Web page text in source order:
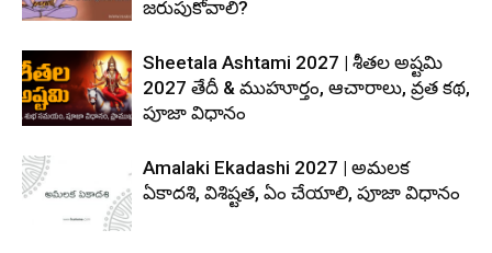
జరుపుకోవాలి?
Sheetala Ashtami 2027 | శీతల అష్టమి
2027 తేదీ & ముహూర్తం, ఆచారాలు, వ్రత కథ,
పూజా విధానం
Amalaki Ekadashi 2027 | అమలక
ఏకాదశి, విశిష్టత, ఏం చేయాలి, పూజా విధానం